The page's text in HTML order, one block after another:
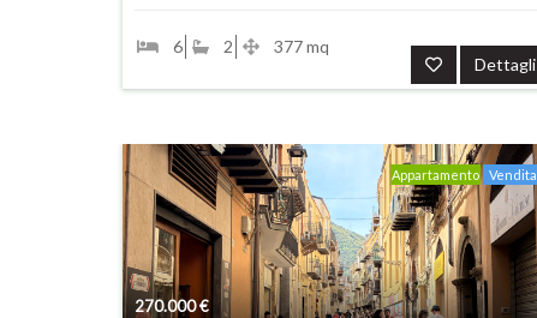
6 2
377 mq
Dettagli
270.000€
Vendita
Appartamento